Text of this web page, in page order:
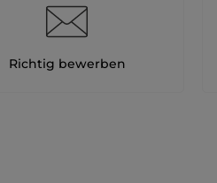
Richtig bewerben